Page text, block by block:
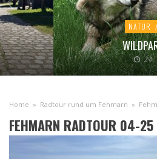
NATUR /
24.
Home » Radtour rund um Fehmarn »
FEHMARN RADTOUR 04-25